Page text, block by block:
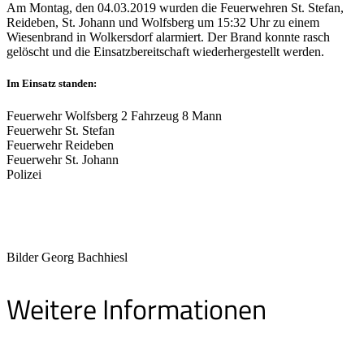
Am Montag, den 04.03.2019 wurden die Feuerwehren St. Stefan,
Reideben, St. Johann und Wolfsberg um 15:32 Uhr zu einem
Wiesenbrand in Wolkersdorf alarmiert. Der Brand konnte rasch
gelöscht und die Einsatzbereitschaft wiederhergestellt werden.
Im Einsatz standen:
Feuerwehr Wolfsberg 2 Fahrzeug 8 Mann
Feuerwehr St. Stefan
Feuerwehr Reideben
Feuerwehr St. Johann
Polizei
Bilder Georg Bachhiesl
Weitere Informationen